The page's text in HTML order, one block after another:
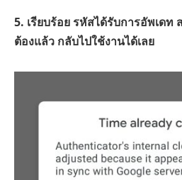
5. เรียบร้อย รหัสได้รับการอัพเดท
ต้องแล้ว กลับไปใช้งานได้เลย